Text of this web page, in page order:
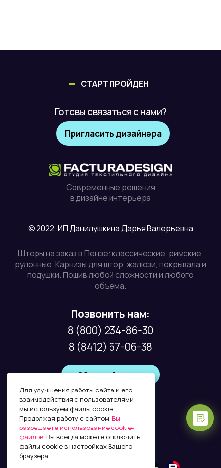
СТАРТ ПРОЙДЕН
Готовы связаться с нами?
Пригласить дизайнера
Современные решения
в дизайне интерьера
© 2022, ИП Данилушкина Дарья Валерьевна
Шторы на заказ в Пензе: классические, римские,
рулонные. Карнизы для штор, жалюзи, покрывала и
подушки. Пошив любой сложности и любого
объёма.
Позвонить нам:
8 (800) 234-86-30
8 (8412) 67-06-38
Обратный звонок
Почта:
info@factura58.ru
Для улучшения работы сайта и его
взаимодействия с пользователями
мы используем файлы cookie.
Продолжая работу с сайтом, Вы
разрешаете использование cookie-
файлов. Вы всегда можете отключить
файлы cookie в настройках Вашего
браузера.